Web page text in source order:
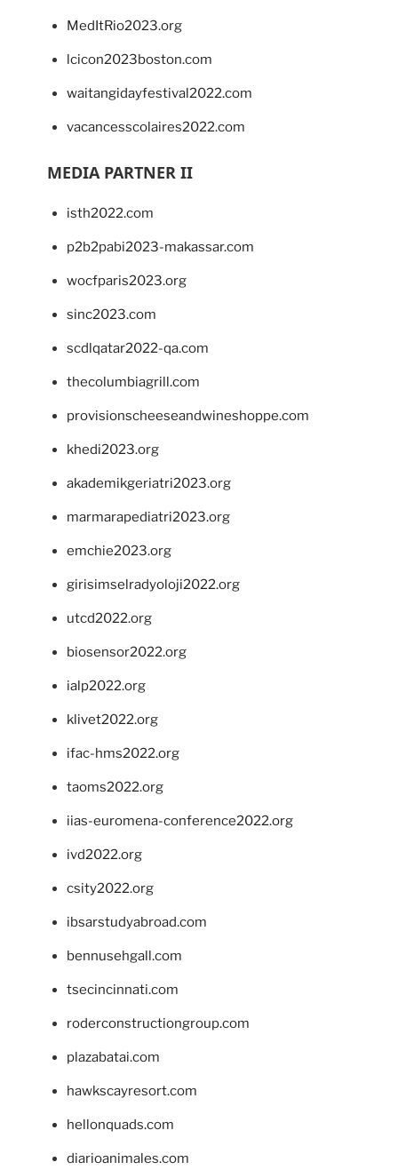
MedItRio2023.org
lcicon2023boston.com
waitangidayfestival2022.com
vacancesscolaires2022.com
MEDIA PARTNER II
isth2022.com
p2b2pabi2023-makassar.com
wocfparis2023.org
sinc2023.com
scdlqatar2022-qa.com
thecolumbiagrill.com
provisionscheeseandwineshoppe.com
khedi2023.org
akademikgeriatri2023.org
marmarapediatri2023.org
emchie2023.org
girisimselradyoloji2022.org
utcd2022.org
biosensor2022.org
ialp2022.org
klivet2022.org
ifac-hms2022.org
taoms2022.org
iias-euromena-conference2022.org
ivd2022.org
csity2022.org
ibsarstudyabroad.com
bennusehgall.com
tsecincinnati.com
roderconstructiongroup.com
plazabatai.com
hawkscayresort.com
hellonquads.com
diarioanimales.com